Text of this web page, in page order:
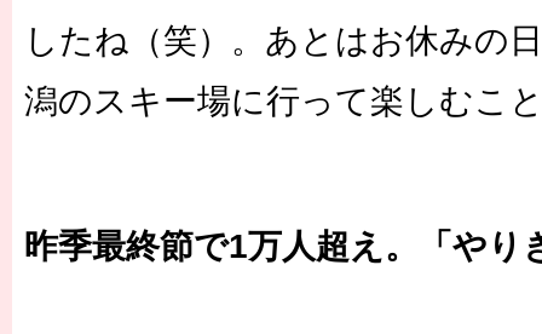
したね（笑）。あとはお休みの
潟のスキー場に行って楽しむこ
昨季最終節で1万人超え。「やり